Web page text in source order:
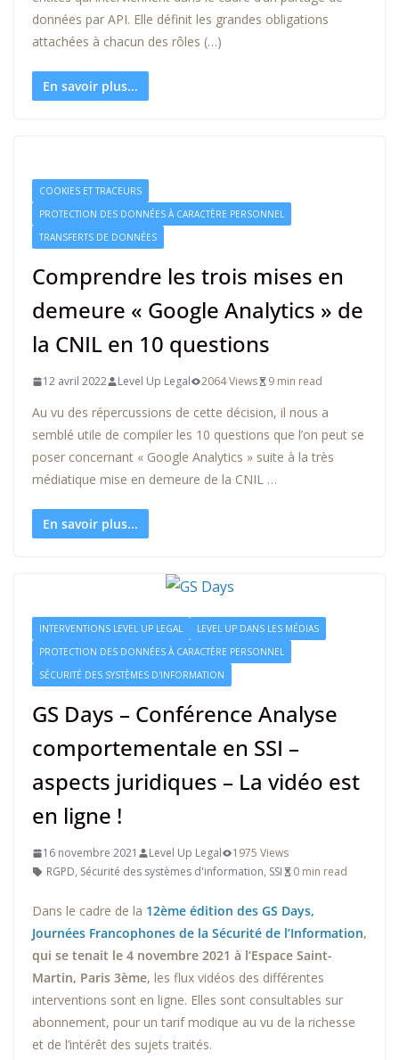
données par API. Elle définit les grandes obligations
attachées à chacun des rôles (…)
En savoir plus...
COOKIES ET TRACEURS
PROTECTION DES DONNÉES À CARACTÈRE PERSONNEL
TRANSFERTS DE DONNÉES
Comprendre les trois mises en
demeure « Google Analytics » de
la CNIL en 10 questions
12 avril 2022 Level Up Legal 2064 Views 9 min read
Au vu des répercussions de cette décision, il nous a
semblé utile de compiler les 10 questions que l’on peut se
poser concernant « Google Analytics » suite à la très
médiatique mise en demeure de la CNIL …
En savoir plus...
INTERVENTIONS LEVEL UP LEGAL
LEVEL UP DANS LES MÉDIAS
PROTECTION DES DONNÉES À CARACTÈRE PERSONNEL
SÉCURITÉ DES SYSTÈMES D'INFORMATION
GS Days – Conférence Analyse
comportementale en SSI –
aspects juridiques – La vidéo est
en ligne !
16 novembre 2021 Level Up Legal
1975 Views
RGPD, Sécurité des systèmes d'information, SSI 0 min read
Dans le cadre de la 12ème édition des GS Days,
Journées Francophones de la Sécurité de l’Information,
qui se tenait le 4 novembre 2021 à l’Espace Saint-
Martin, Paris 3ème, les flux vidéos des différentes
interventions sont en ligne. Elles sont consultables sur
abonnement, pour un tarif modique au vu de la richesse
et de l’intérêt des sujets traités.